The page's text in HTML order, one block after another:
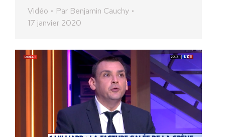
Vidéo Par Benjamin Cauchy
17 janvier 2020